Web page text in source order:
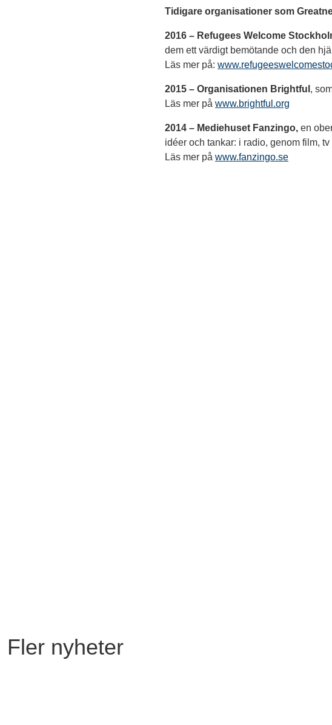
Tidigare organisationer som
2016 – Refugees Welcome
dem ett värdigt bemötande och den
Läs mer på:
2015 – Organisationen Brightful ,
Läs mer på www.brightful.org
2014 – Mediehuset Fanzingo, en
idéer och tankar: i radio, genom film, tv
Läs mer på www.fanzingo.se
Fler nyheter